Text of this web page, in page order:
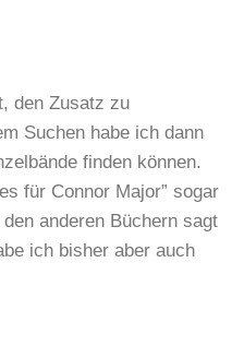
den Zusatz zu
Suchen habe ich dann
finden können.
für Connor Major” sogar
anderen Büchern sagt
ich bisher aber auch